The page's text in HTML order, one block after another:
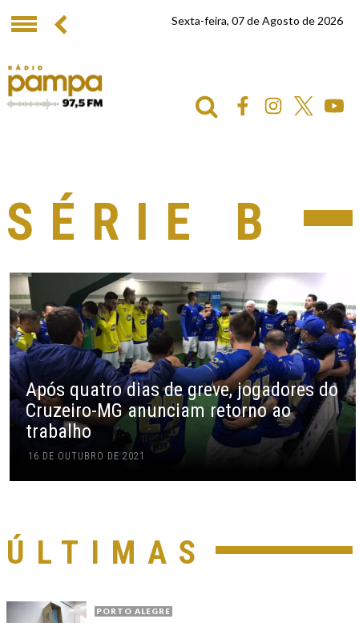
Sexta-feira, 07 de Agosto de 2026
SÉRIE B
Após quatro dias de greve, jogadores do
Cruzeiro-MG anunciam retorno ao
trabalho
16 DE OUTUBRO DE 2021
ÚLTIMAS
PORTO ALEGRE